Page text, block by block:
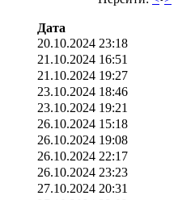
Дата
20.10.2024 23:18
21.10.2024 16:51
21.10.2024 19:27
23.10.2024 18:46
23.10.2024 19:21
26.10.2024 15:18
26.10.2024 19:08
26.10.2024 22:17
26.10.2024 23:23
27.10.2024 20:31